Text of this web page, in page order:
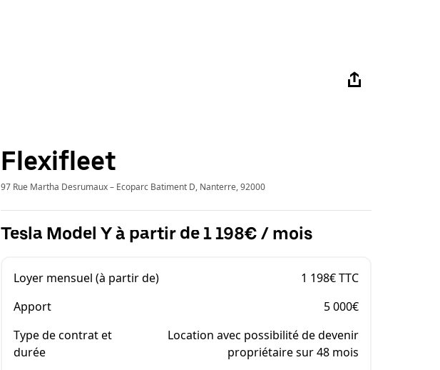
Flexifleet
97 Rue Martha Desrumaux – Ecoparc Batiment D, Nanterre, 92000
Tesla Model Y à partir de 1 198€ / mois
Loyer mensuel (à partir de)
1 198€ TTC
Apport
5 000€
Type de contrat et
durée
Location avec possibilité de devenir
propriétaire sur 48 mois